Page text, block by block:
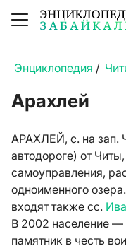
Энциклопедия /
Арахлей
АРАХЛЕЙ, с. на зап.
автодороге) от
самоуправления,
одноименного
входят также сс.
В 2002 население —
памятник в честь